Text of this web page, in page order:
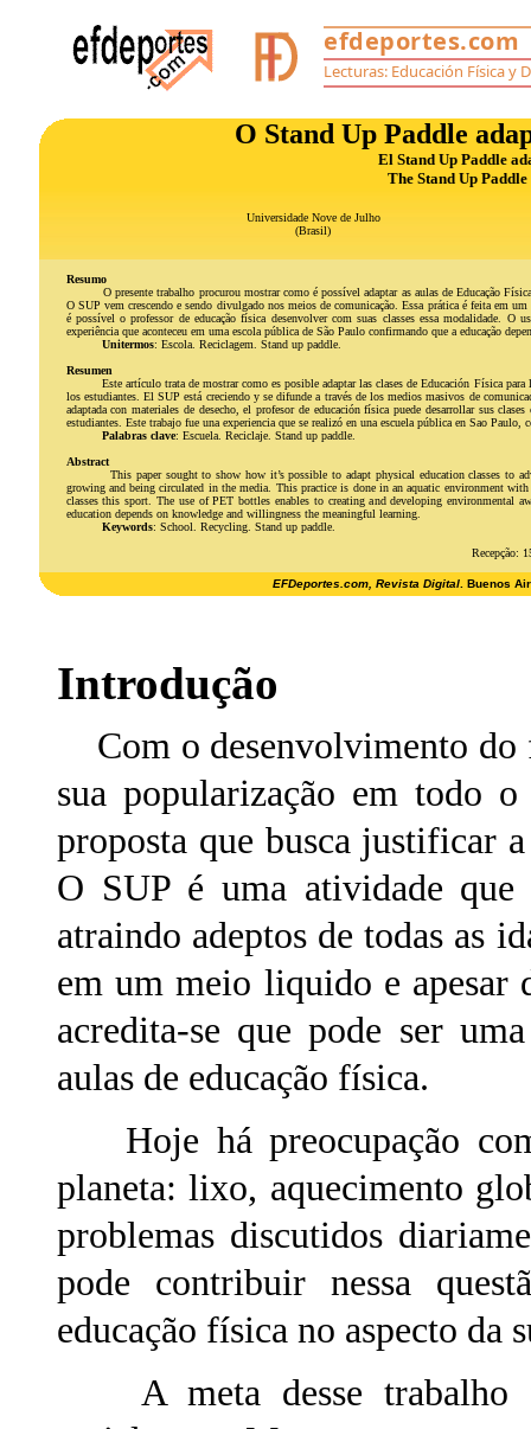
O Stand Up Paddle
El Stand Up Paddle
The Stand Up
Universidade Nove de Julho
(Brasil)
Resumo
O presente trabalho procurou mostrar como é possível adaptar as aulas de Educação
O SUP vem crescendo e sendo divulgado nos meios de comunicação. Essa prática é feita em
é possível o professor de educação física desenvolver com suas classes essa modalidade.
experiência que aconteceu em uma escola pública de São Paulo confirmando que a educação
Unitermos: Escola. Reciclagem. Stand up paddle.
Resumen
Este artículo trata de mostrar como es posible adaptar las clases de Educación Física
los estudiantes. El SUP está creciendo y se difunde a través de los medios masivos de
adaptada con materiales de desecho, el profesor de educación física puede desarrollar sus
estudiantes. Este trabajo fue una experiencia que se realizó en una escuela pública en Sao
Palabras clave: Escuela. Reciclaje. Stand up paddle.
Abstract
This paper sought to show how it’s possible to adapt physical education classes to
growing and being circulated in the media. This practice is done ​​in an aquatic environment
classes this sport. The use of PET bottles enables to creating and developing environmental
education depends on knowledge and willingness the meaningful learning.
Keywords: School. Recycling. Stand up paddle.
Recepção:
EFDeportes.com, Revista Digital. Buenos
Introdução
Com o desenvolvimento do
sua popularização em todo
proposta que busca justificar
O SUP é uma atividade
atraindo adeptos de todas as
em um meio liquido e apesar
acredita-se que pode ser
aulas de educação física.
Hoje há preocupação
planeta: lixo, aquecimento
problemas discutidos
pode contribuir nessa
educação física no aspecto da
A meta desse trabalho